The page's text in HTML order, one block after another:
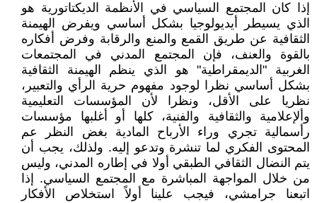
إذا كان المجتمع السياسي في الأنظمة الديكتاتورية هو
الذي يسيطر أيديولوجيا بشكل أساسي ويفرض الهيمنة
الثقافية عن طريق القمع والمنع والرقابة وفرض أفكاره
بالقوة والعنف، فإن المجتمع المدني في المجتمعات
الغربية "الديمقراطية" هو الذي ينظم الهيمنة الثقافية
بشكل أساسي نظرا لوجود مفهوم حرية الرأي والتعبير،
نظريا على الأقل، ونظرا لأن المؤسسات التعليمية
وألإعلامية والثقافية والفنية، كلها أو أغلبها مؤسسات
رأسمالية تجري وراء الأرباح المادية بغض النظر عم
المحتوى الفكري لما تنشرة وتدعو إليه. ولذلك، يجب أن
يتم النضال الثقافي الطبقي أولا في إطاره المدني، وليس
من خلال المواجهة المباشرة مع المجتمع السياسي. إذا
اتبعنا جرامشي، فيجب علينا أولاً استخلاص الأفكار